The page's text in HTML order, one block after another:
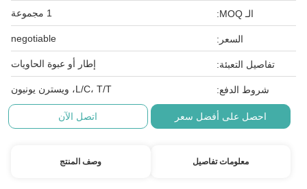
الـ MOQ: 1 مجموعة
السعر: negotiable
تفاصيل التعبئة: إطار أو عبوة الحاويات
شروط الدفع: L/C، T/T، ويسترن يونيون
احصل على أفضل سعر اتصل الآن
معلومات تفاصيل وصف المنتج